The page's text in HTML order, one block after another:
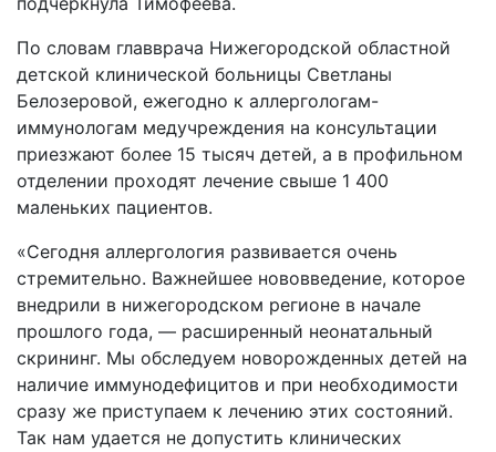
По словам главврача Нижегородской областной
детской клинической больницы Светланы
Белозеровой, ежегодно к аллергологам-
иммунологам медучреждения на консультации
приезжают более 15 тысяч детей, а в профильном
отделении проходят лечение свыше 1 400
маленьких пациентов.
«Сегодня аллергология развивается очень
стремительно. Важнейшее нововведение, которое
внедрили в нижегородском регионе в начале
прошлого года, — расширенный неонатальный
скрининг. Мы обследуем новорожденных детей на
наличие иммунодефицитов и при необходимости
сразу же приступаем к лечению этих состояний.
Так нам удается не допустить клинических